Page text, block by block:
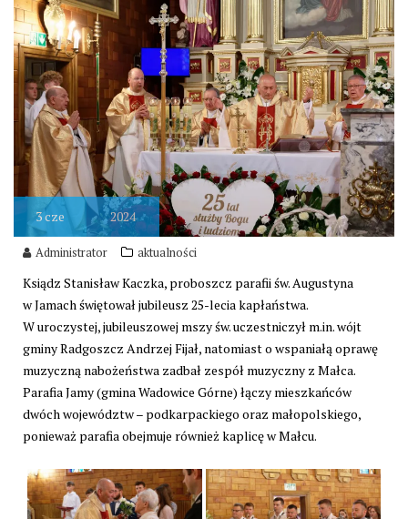
3cze 2024
Administrator aktualności
Ksiądz Stanisław Kaczka, proboszcz parafii św. Augustyna
w Jamach świętował jubileusz 25-lecia kapłaństwa.
W uroczystej, jubileuszowej mszy św. uczestniczył m.in. wójt
gminy Radgoszcz Andrzej Fijał, natomiast o wspaniałą oprawę
muzyczną nabożeństwa zadbał zespół muzyczny z Małca.
Parafia Jamy (gmina Wadowice Górne) łączy mieszkańców
dwóch województw – podkarpackiego oraz małopolskiego,
ponieważ parafia obejmuje również kaplicę w Małcu.